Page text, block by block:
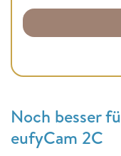
Noch besser
eufyCam 2C